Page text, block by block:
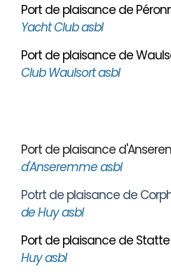
Port de plaisance de
Yacht Club asbl
Port de plaisance de
Club Waulsort asbl
Port de plaisance
d'Anseremme asbl
Potrt de plaisance de
de Huy asbl
Port de plaisance de
Huy asbl